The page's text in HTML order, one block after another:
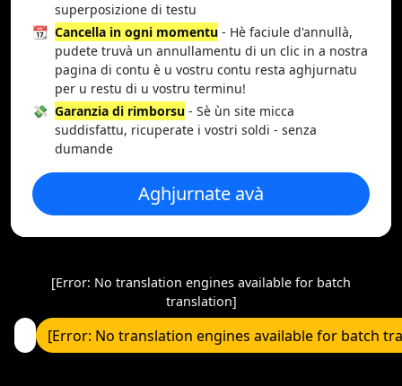
superposizione di testu
📆 Cancella in ogni momentu - Hè faciule d'annullà,
pudete truvà un annullamentu di un clic in a nostra
pagina di contu è u vostru contu resta aghjurnatu
per u restu di u vostru terminu!
💸 Garanzia di rimborsu - Sè ùn site micca
suddisfattu, ricuperate i vostri soldi - senza
dumande
Aghjurnate avà
[Error: No translation engines available for batch
translation]
[Error: No translation engines available for batch